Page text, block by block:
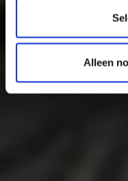
Alleen